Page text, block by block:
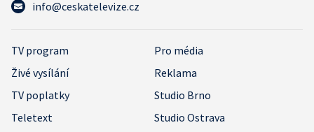
info@ceskatelevize.cz
TV program
Pro média
Živé vysílání
Reklama
TV poplatky
Studio Brno
Teletext
Studio Ostrava